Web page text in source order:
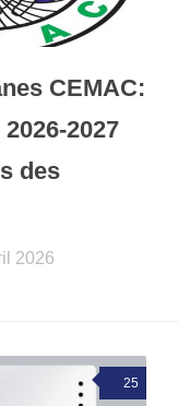
CEMAC:
2027
des
2026
25